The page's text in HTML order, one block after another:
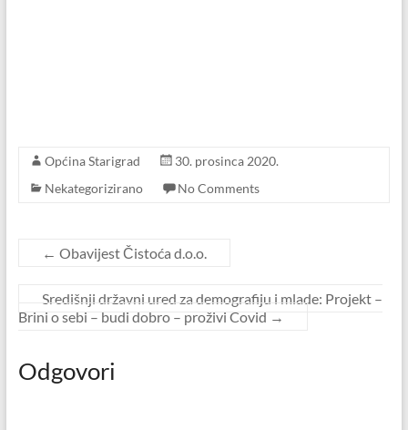
Općina Starigrad
30. prosinca 2020.
Nekategorizirano
No Comments
← Obavijest Čistoća d.o.o.
Središnji državni ured za demografiju i mlade: Projekt –
Brini o sebi – budi dobro – proživi Covid →
Odgovori